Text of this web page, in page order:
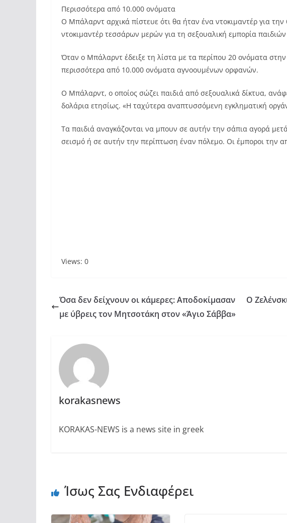
Περισσότερα από 10.000 ονόματα
Ο Μπάλαρντ αρχικά πίστευε ότι θα ήταν ένα ντοκιμαντέρ για την
ντοκιμαντέρ τεσσάρων μερών για τη σεξουαλική εμπορία
Όταν ο Μπάλαρντ έδειξε τη λίστα με τα περίπου 20 ονόματα
περισσότερα από 10.000 ονόματα αγνοουμένων ορφανών.
Ο Μπάλαρντ, ο οποίος σώζει παιδιά από σεξουαλικά δίκτυα,
δολάρια ετησίως. «Η ταχύτερα αναπτυσσόμενη εγκληματική
Τα παιδιά αναγκάζονται να μπουν σε αυτήν την σάπια αγορά
σεισμό ή σε αυτήν την περίπτωση έναν πόλεμο. Οι έμποροι την
Views: 0
Όσα δεν δείχνουν οι κάμερες: Αποδοκίμασαν
με ύβρεις τον Μητσοτάκη στον «Άγιο Σάββα»
Ο
korakasnews
KORAKAS-NEWS is a news site in greek
Ίσως Σας Ενδιαφέρει